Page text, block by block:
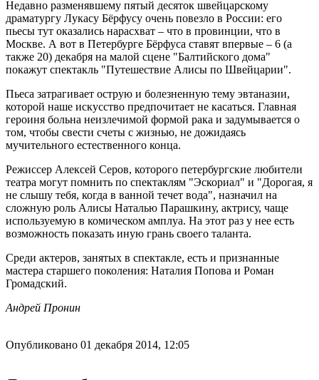
Недавно разменявшему пятый десяток швейцарскому
драматургу Лукасу Бёрфусу очень повезло в России: его
пьесы тут оказались нарасхват – что в провинции, что в
Москве. А вот в Петербурге Бёрфуса ставят впервые – 6 (а
также 20) декабря на малой сцене "Балтийского дома"
покажут спектакль "Путешествие Алисы по Швейцарии".
Пьеса затрагивает острую и болезненную тему эвтаназии,
которой наше искусство предпочитает не касаться. Главная
героиня больна неизлечимой формой рака и задумывается о
том, чтобы свести счеты с жизнью, не дожидаясь
мучительного естественного конца.
Режиссер Алексей Серов, которого петербургские любители
театра могут помнить по спектаклям "Эскориал" и "Дорогая, я
не слышу тебя, когда в ванной течет вода", назначил на
сложную роль Алисы Наталью Парашкину, актрису, чаще
используемую в комическом амплуа. На этот раз у нее есть
возможность показать иную грань своего таланта.
Среди актеров, занятых в спектакле, есть и признанные
мастера старшего поколения: Наталия Попова и Роман
Громадский.
Андрей Пронин
Опубликовано 01 декабря 2014, 12:05